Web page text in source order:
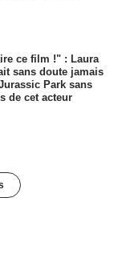
ce film !" : Laura
sans doute jamais
Park sans
de cet acteur